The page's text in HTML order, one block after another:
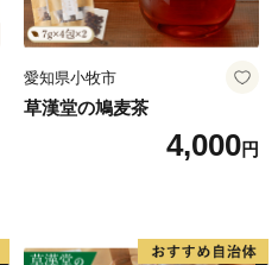
愛知県小牧市
草漢堂の鳩麦茶
4,000円